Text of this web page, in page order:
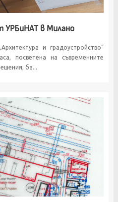
УРБиНАТ в Милано
и градоустройство“
посветена на съвременните
ба...